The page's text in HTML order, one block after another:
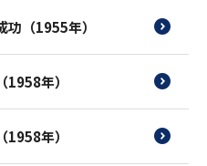
（1955年）
年）
年）